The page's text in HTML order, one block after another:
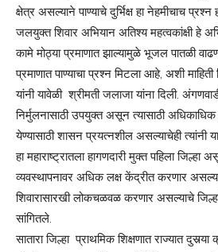
क्षेत्र असल्याने पाण्याचे दुर्भिक्ष हा नेहमीचाच प्रश्न
जलयुक्त शिवार अभियान अतिश्य महत्वकांक्षी हे
कामे मोठ्या प्रमाणात झाल्यामुळे भूजल पातळी
प्रमाणात पाण्याचा प्रश्न मिटला आहे, अशी माहिती
यांनी यावेळी श्रीमती जलाजा यांना दिली.
निर्मुलनासाठी उपयुक्त असून त्यासाठी
येण्यासाठी शासन प्रयत्नशील असल्याचेही त्यांनी
हा महाराष्ट्रातला हागणदारी मुक्त पहिला
व्यवस्थापनावर अधिक लक्ष केंद्रीत करणार
शिवारासारखी लोकचळवळ करणार असल्याचे
सांगितले.
सातारा जिल्हा प्राथमिक शिक्षणात राज्यात